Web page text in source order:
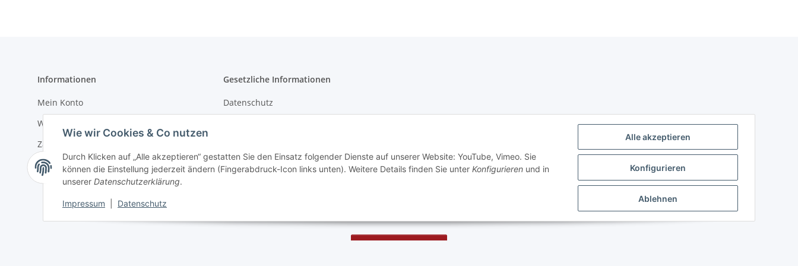
Alle akzeptieren
Konfigurieren
Ablehnen
Wie wir Cookies & Co nutzen
Durch Klicken auf „Alle akzeptieren“ gestatten Sie den Einsatz folgender Dienste auf unserer Website: YouTube, Vimeo. Sie
können die Einstellung jederzeit ändern (Fingerabdruck-Icon links unten). Weitere Details finden Sie unter Konfigurieren und in
unserer Datenschutzerklärung.
Impressum Datenschutz
Informationen
Mein Konto
Wir über uns
Zahlungsmöglichkeiten
Versandinformationen
Gesetzliche Informationen
Datenschutz
Impressum